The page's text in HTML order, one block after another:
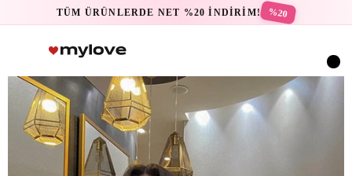
TÜM ÜRÜNLERDE NET %20 İNDİRİM! %20